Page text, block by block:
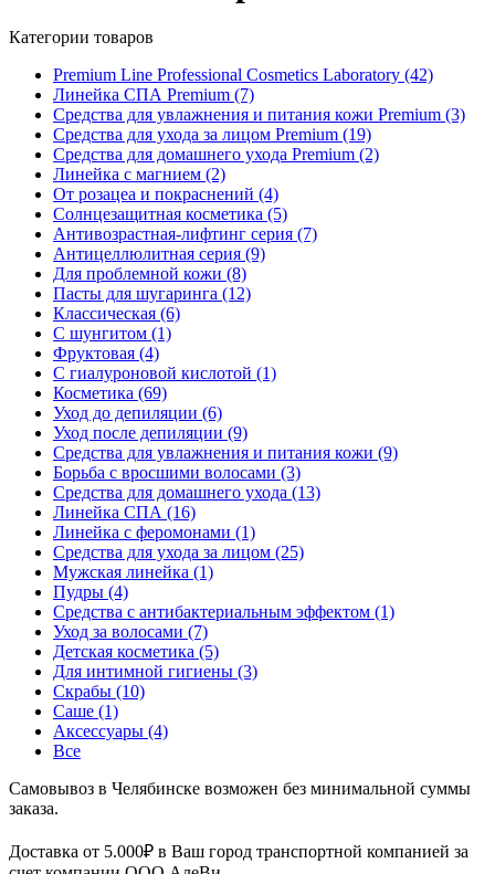
Категории товаров
Premium Line Professional Cosmetics Laboratory (42)
Линейка СПА Premium (7)
Средства для увлажнения и питания кожи Premium (3)
Средства для ухода за лицом Premium (19)
Средства для домашнего ухода Premium (2)
Линейка с магнием (2)
От розацеа и покраснений (4)
Солнцезащитная косметика (5)
Антивозрастная-лифтинг серия (7)
Антицеллюлитная серия (9)
Для проблемной кожи (8)
Пасты для шугаринга (12)
Классическая (6)
С шунгитом (1)
Фруктовая (4)
C гиалуроновой кислотой (1)
Косметика (69)
Уход до депиляции (6)
Уход после депиляции (9)
Средства для увлажнения и питания кожи (9)
Борьба с вросшими волосами (3)
Средства для домашнего ухода (13)
Линейка СПА (16)
Линейка с феромонами (1)
Средства для ухода за лицом (25)
Мужская линейка (1)
Пудры (4)
Средства с антибактериальным эффектом (1)
Уход за волосами (7)
Детская косметика (5)
Для интимной гигиены (3)
Скрабы (10)
Саше (1)
Аксессуары (4)
Все
Самовывоз в Челябинске возможен без минимальной суммы
заказа.
Доставка от 5.000₽ в Ваш город транспортной компанией за